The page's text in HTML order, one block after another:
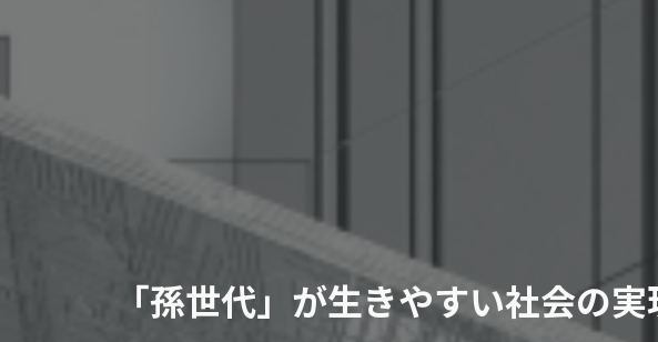
「孫世代」が生きやすい社会の